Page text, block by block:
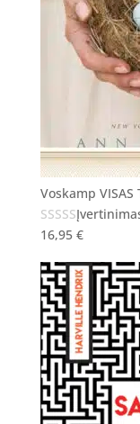
Voskamp VISAS
16,95 €